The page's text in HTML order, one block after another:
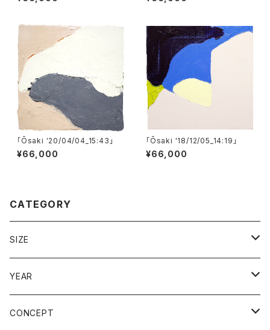
「Ōsaki '20/04/04_15:43」
¥66,000
「Ōsaki '18/12/05_14:19」
¥66,000
CATEGORY
SIZE
F0〜SM（180×140 mm〜277×158 mm）
S3〜S8（273×273 mm〜455×455 mm）
YEAR
2013〜2015
CONCEPT